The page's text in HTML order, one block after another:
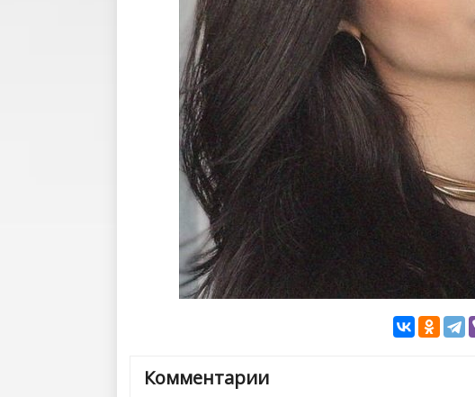
Комментарии